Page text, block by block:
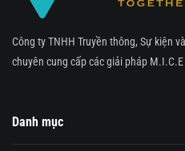
Công ty TNHH Truyền thông, Sự kiện
chuyên cung cấp các giải pháp
Danh mục